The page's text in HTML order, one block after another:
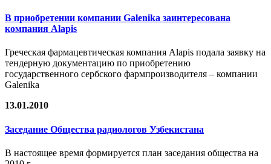
В приобретении компании Galenika заинтересована
компания Alapis
Греческая фармацевтическая компания Alapis подала заявку на
тендерную документацию по приобретению
государственного сербского фармпроизводителя – компании
Galenika
13.01.2010
Заседание Общества радиологов Узбекистана
В настоящее время формируется план заседания общества на